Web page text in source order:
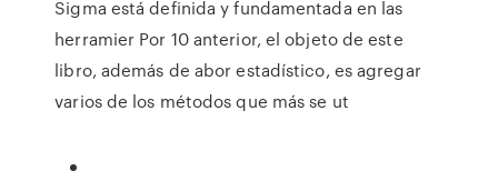
Sigma está definida y fundamentada en las
herramier Por 10 anterior, el objeto de este
libro, además de abor estadístico, es agregar
varios de los métodos que más se ut